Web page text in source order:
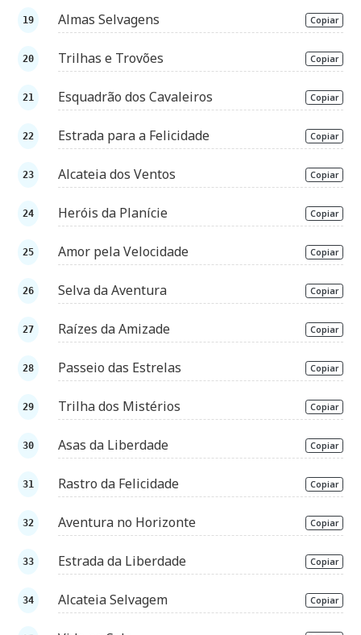
Almas Selvagens Copiar
Trilhas e Trovões Copiar
Esquadrão dos Cavaleiros Copiar
Estrada para a Felicidade Copiar
Alcateia dos Ventos Copiar
Heróis da Planície Copiar
Amor pela Velocidade Copiar
Selva da Aventura Copiar
Raízes da Amizade Copiar
Passeio das Estrelas Copiar
Trilha dos Mistérios Copiar
Asas da Liberdade Copiar
Rastro da Felicidade Copiar
Aventura no Horizonte Copiar
Estrada da Liberdade Copiar
Alcateia Selvagem Copiar